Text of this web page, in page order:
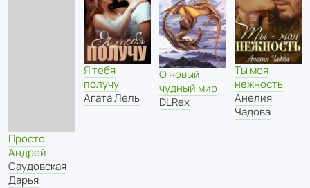
Просто
Андрей
Саудовская
Дарья
Я тебя
получу
Агата Лель
О новый
чудный мир
DLRex
Ты моя
нежность
Анелия
Чадова